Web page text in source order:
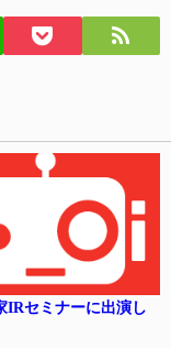
IRセミナーに出演し